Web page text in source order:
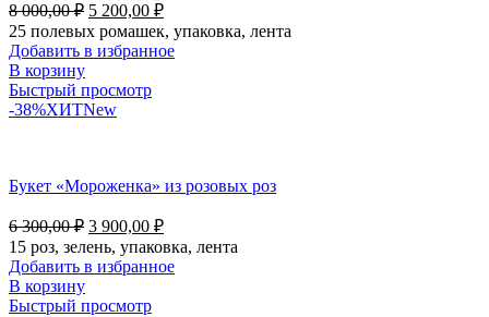
8 000,00₽ 5 200,00 ₽
25 полевых ромашек, упаковка, лента
Добавить в избранное
В корзину
Быстрый просмотр
-38%ХИТNew
Букет «Мороженка» из розовых роз
6 300,00₽ 3 900,00 ₽
15 роз, зелень, упаковка, лента
Добавить в избранное
В корзину
Быстрый просмотр